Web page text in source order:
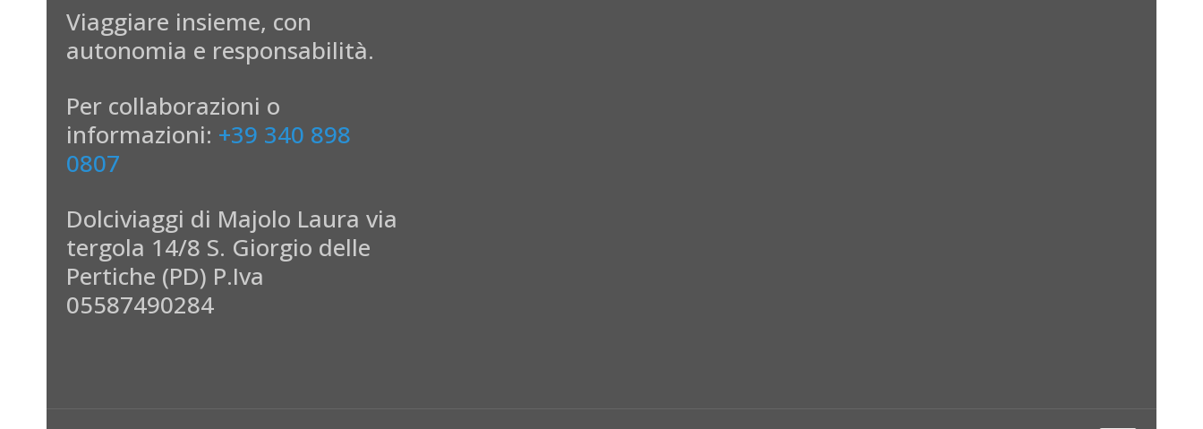
Viaggiare insieme, con
autonomia e responsabilità.
Per collaborazioni o
informazioni: +39 340 898
0807
Dolciviaggi di Majolo Laura via
tergola 14/8 S. Giorgio delle
Pertiche (PD) P.Iva
05587490284